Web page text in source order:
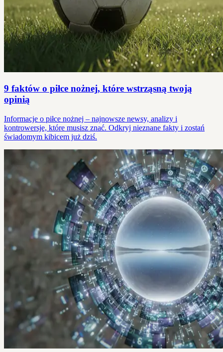
9 faktów o piłce nożnej, które wstrząsną twoją
opinią
Informacje o piłce nożnej – najnowsze newsy, analizy i
kontrowersje, które musisz znać. Odkryj nieznane fakty i zostań
świadomym kibicem już dziś.